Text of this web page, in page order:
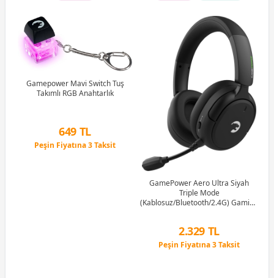
Gamepower Mavi Switch Tuş
Takımlı RGB Anahtarlık
649 TL
Peşin Fiyatına 3 Taksit
GamePower Aero Ultra Siyah
Triple Mode
(Kablosuz/Bluetooth/2.4G) Gaming
2.329 TL
Peşin Fiyatına 3 Taksit